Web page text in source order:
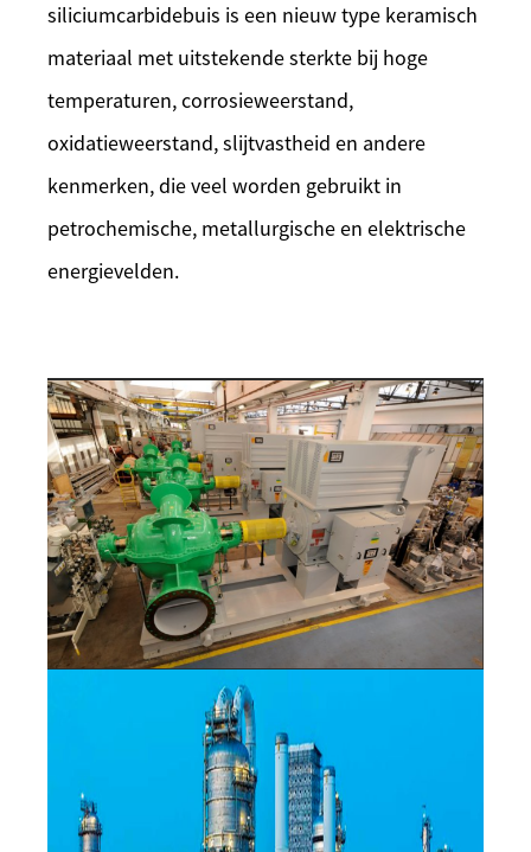
siliciumcarbidebuis is een nieuw type keramisch
materiaal met uitstekende sterkte bij hoge
temperaturen, corrosieweerstand,
oxidatieweerstand, slijtvastheid en andere
kenmerken, die veel worden gebruikt in
petrochemische, metallurgische en elektrische
energievelden.